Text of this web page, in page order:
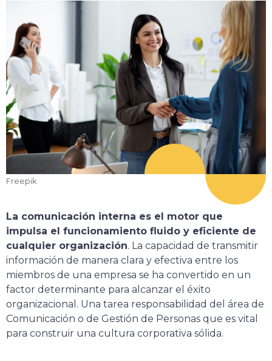
Freepik
La comunicación interna es el motor que
impulsa el funcionamiento fluido y eficiente de
cualquier organización. La capacidad de transmitir
información de manera clara y efectiva entre los
miembros de una empresa se ha convertido en un
factor determinante para alcanzar el éxito
organizacional. Una tarea responsabilidad del área de
Comunicación o de Gestión de Personas que es vital
para construir una cultura corporativa sólida.